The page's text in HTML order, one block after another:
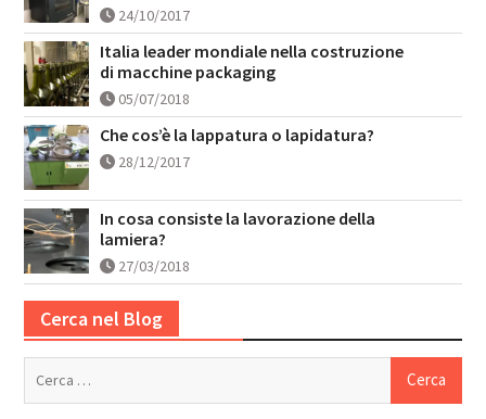
24/10/2017
Italia leader mondiale nella costruzione
di macchine packaging
05/07/2018
Che cos’è la lappatura o lapidatura?
28/12/2017
In cosa consiste la lavorazione della
lamiera?
27/03/2018
Cerca nel Blog